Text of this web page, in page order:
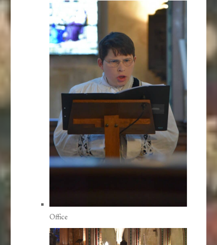
Office